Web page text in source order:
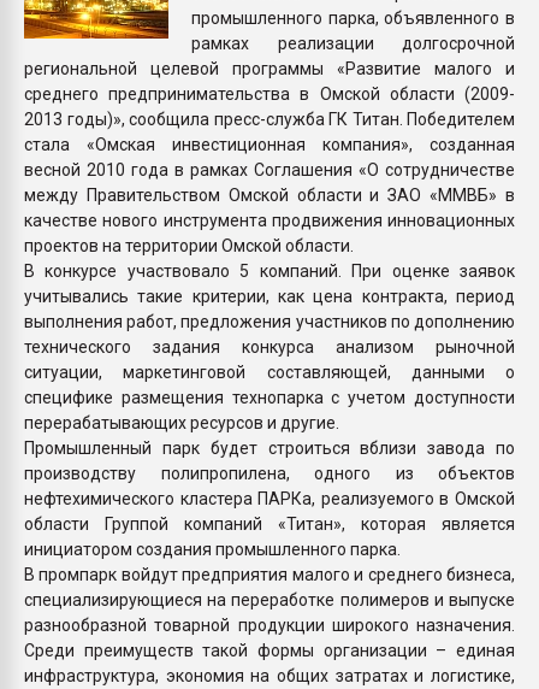
промышленного парка, объявленного в
рамках реализации долгосрочной
региональной целевой программы «Развитие малого и
среднего предпринимательства в Омской области (2009-
2013 годы)», сообщила пресс-служба ГК Титан. Победителем
стала «Омская инвестиционная компания», созданная
весной 2010 года в рамках Соглашения «О сотрудничестве
между Правительством Омской области и ЗАО «ММВБ» в
качестве нового инструмента продвижения инновационных
проектов на территории Омской области.
В конкурсе участвовало 5 компаний. При оценке заявок
учитывались такие критерии, как цена контракта, период
выполнения работ, предложения участников по дополнению
технического задания конкурса анализом рыночной
ситуации, маркетинговой составляющей, данными о
специфике размещения технопарка с учетом доступности
перерабатывающих ресурсов и другие.
Промышленный парк будет строиться вблизи завода по
производству полипропилена, одного из объектов
нефтехимического кластера ПАРКа, реализуемого в Омской
области Группой компаний «Титан», которая является
инициатором создания промышленного парка.
В промпарк войдут предприятия малого и среднего бизнеса,
специализирующиеся на переработке полимеров и выпуске
разнообразной товарной продукции широкого назначения.
Среди преимуществ такой формы организации – единая
инфраструктура, экономия на общих затратах и логистике,